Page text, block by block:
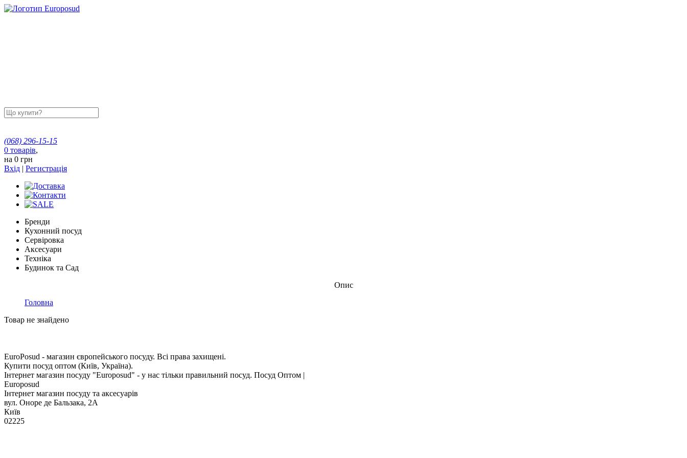
(068) 296-15-15
0 товарів,
на 0 грн
Вхід | Регистрація
Бренди
Кухонний посуд
Сервіровка
Аксесуари
Техніка
Будинок та Сад
Опис
Головна
Товар не знайдено
EuroPosud - магазин європейського посуду. Всі права захищені.
Купити посуд оптом (Київ, Україна).
Інтернет магазин посуду "Europosud" - у нас тільки правильний посуд. Посуд Оптом |
Europosud
Інтернет магазин посуду та аксесуарів
вул. Оноре де Бальзака, 2А
Київ
02225